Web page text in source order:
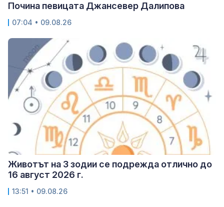
Почина певицата Джансевер Далипова
07:04 • 09.08.26
Животът на 3 зодии се подрежда отлично до
16 август 2026 г.
13:51 • 09.08.26